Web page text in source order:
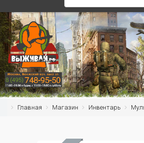
Главная Магазин Инвентарь